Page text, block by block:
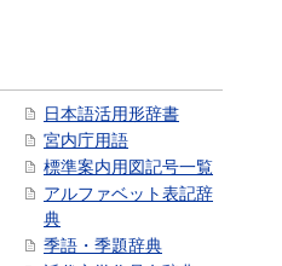
日本語活用形辞書
宮内庁用語
標準案内用図記号一覧
アルファベット表記辞
典
季語・季題辞典